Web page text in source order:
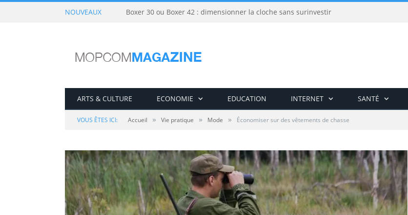
NOUVEAUX Boxer 30 ou Boxer 42 : dimensionner la cloche sans surinvestir
ARTS & CULTURE ECONOMIE EDUCATION INTERNET SANTÉ
VOUS ÊTES ICI: Accueil » Vie pratique » Mode » Économiser sur des vêtements de chasse